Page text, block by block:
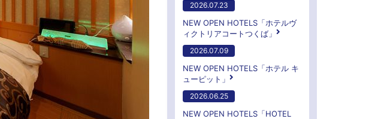
2026.07.23
NEW OPEN HOTELS「ホテルヴ
ィクトリアコートつくば」
2026.07.09
NEW OPEN HOTELS「ホテル キ
ューピット」
2026.06.25
NEW OPEN HOTELS「HOTEL